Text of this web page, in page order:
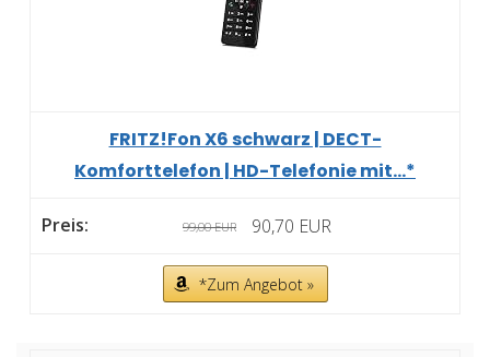
FRITZ!Fon X6 schwarz | DECT-
Komforttelefon | HD-Telefonie mit...*
99,00 EUR 90,70 EUR
*Zum Angebot »